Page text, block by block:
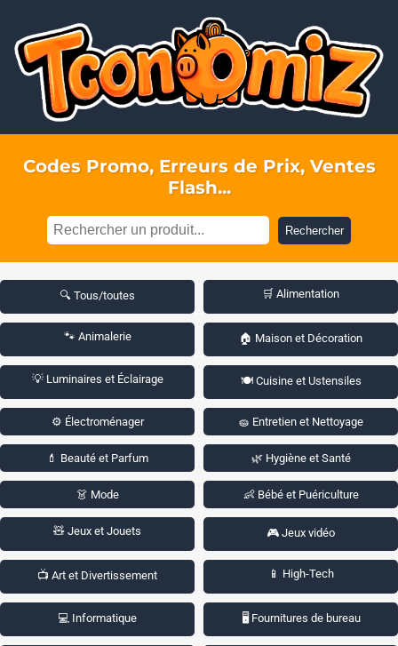
Codes Promo, Erreurs de Prix, Ventes
Flash...
Rechercher
🔍 Tous/toutes 🛒 Alimentation
🐾 Animalerie 🏠 Maison et Décoration
💡 Luminaires et Éclairage 🍽️ Cuisine et Ustensiles
⚙️ Électroménager 🧽 Entretien et Nettoyage
💄 Beauté et Parfum 🌿 Hygiène et Santé
👗 Mode 👶 Bébé et Puériculture
🧸 Jeux et Jouets 🎮 Jeux vidéo
📺 Art et Divertissement 📱 High-Tech
💻 Informatique 🖥️ Fournitures de bureau